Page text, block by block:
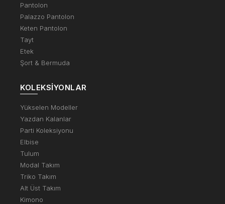
Pantolon
Palazzo Pantolon
Keten Pantolon
Tayt
Etek
Şort & Bermuda
KOLEKSIYONLAR
Yükselen Modeller
Yazdan Kalanlar
Parti Koleksiyonu
Elbise
Tulum
Modal Takım
Triko Takım
Alt Üst Takım
Kimono